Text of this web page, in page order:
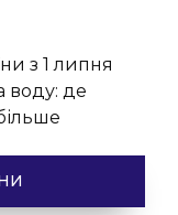
з 1 липня
воду: де